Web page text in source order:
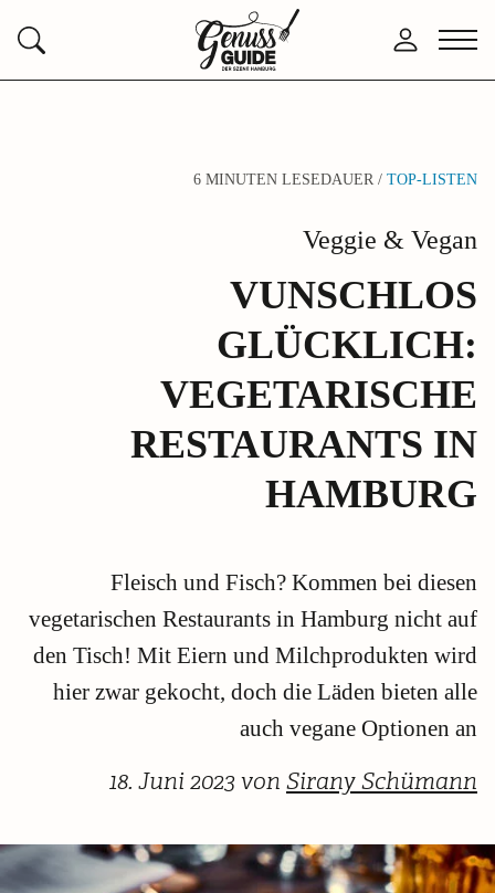
Suchen
Zurück
zur
Anmelden
Menü
6 MINUTEN LESEDAUER / TOP-LISTEN
Veggie & Vegan
VUNSCHLOS
GLÜCKLICH:
VEGETARISCHE
RESTAURANTS IN
HAMBURG
Fleisch und Fisch? Kommen bei diesen
vegetarischen Restaurants in Hamburg nicht auf
den Tisch! Mit Eiern und Milchprodukten wird
hier zwar gekocht, doch die Läden bieten alle
auch vegane Optionen an
18. Juni 2023 von Sirany Schümann